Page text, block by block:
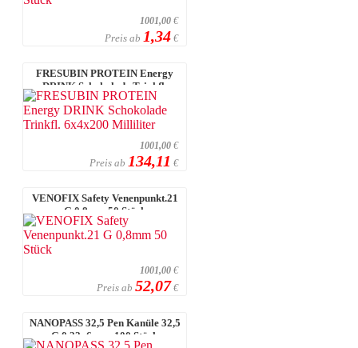
1001,00 €
Preis ab 1,34 €
FRESUBIN PROTEIN Energy
DRINK Schokolade Trinkfl.
6x4x200 Millil ...
1001,00 €
Preis ab 134,11 €
VENOFIX Safety Venenpunkt.21
G 0,8mm 50 Stück
1001,00 €
Preis ab 52,07 €
NANOPASS 32,5 Pen Kanüle 32,5
G 0,22x6 mm 100 Stück